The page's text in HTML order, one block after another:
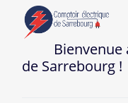
Bienvenue
de Sarrebourg !